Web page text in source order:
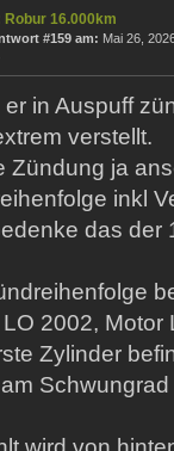
Robur 16.000km
#159 am: Mai 26,
in Auspuff
verstellt.
Zündung ja
inkl
das der
2002, Motor
Zylinder